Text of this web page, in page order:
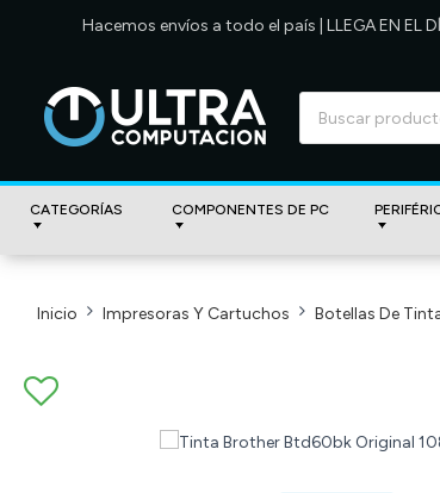
Hacemos envíos a todo el país | LLEGA EN
CATEGORÍAS COMPONENTES DE PC
Inicio Impresoras Y Cartuchos Botellas De